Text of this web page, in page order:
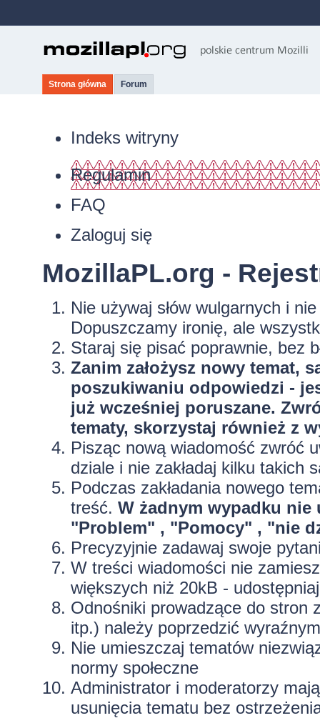
Strona główna Forum
Indeks witryny
Regulamin
FAQ
Zaloguj się
MozillaPL.org -
Nie używaj słów wulgarnych i
Dopuszczamy ironię, ale
Staraj się pisać poprawnie, bez
Zanim założysz nowy temat,
poszukiwaniu odpowiedzi -
już wcześniej poruszane.
tematy, skorzystaj również z
Pisząc nową wiadomość zwróć
dziale i nie zakładaj kilku takich
Podczas zakładania nowego
treść. W żadnym wypadku
"Problem" , "Pomocy" , "nie
Precyzyjniezadawaj swoje
W treści wiadomości nie
większych niż 20kB -
Odnośniki prowadzące do stron
itp.) należy poprzedzić
Nie umieszczaj tematów
normy społeczne
Administrator i moderatorzy
usunięcia tematu bez